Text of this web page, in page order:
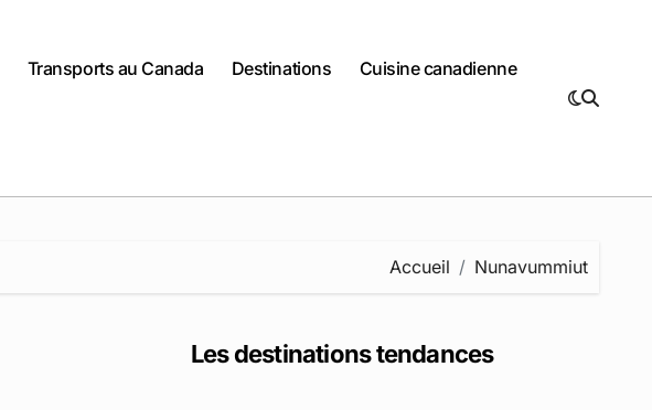
Transports au Canada Destinations Cuisine canadienne
Accueil Nunavummiut
Les destinations tendances